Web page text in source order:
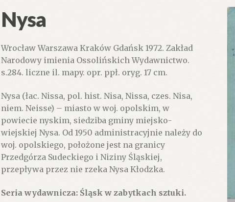
Nysa
Wrocław Warszawa Kraków Gdańsk 1972. Zakład
Narodowy imienia Ossolińskich Wydawnictwo.
s.284. liczne il. mapy. opr. ppł. oryg. 17 cm.
Nysa (łac. Nissa, pol. hist. Nisa, Nissa, czes. Nisa,
niem. Neisse) – miasto w woj. opolskim, w
powiecie nyskim, siedziba gminy miejsko-
wiejskiej Nysa. Od 1950 administracyjnie należy do
woj. opolskiego, położone jest na granicy
Przedgórza Sudeckiego i Niziny Śląskiej,
przepływa przez nie rzeka Nysa Kłodzka.
Seria wydawnicza: Śląsk w zabytkach sztuki.